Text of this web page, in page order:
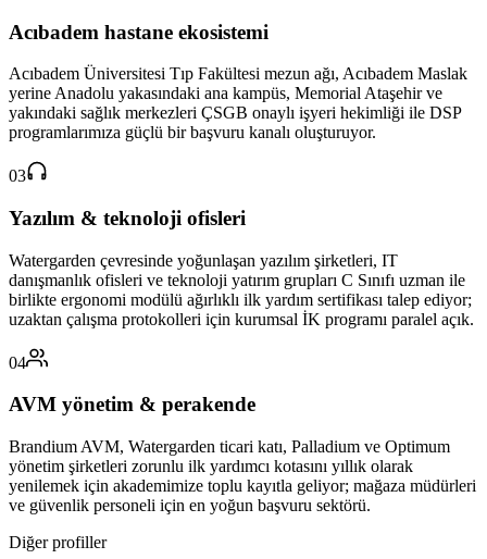
Acıbadem hastane ekosistemi
Acıbadem Üniversitesi Tıp Fakültesi mezun ağı, Acıbadem Maslak
yerine Anadolu yakasındaki ana kampüs, Memorial Ataşehir ve
yakındaki sağlık merkezleri ÇSGB onaylı işyeri hekimliği ile DSP
programlarımıza güçlü bir başvuru kanalı oluşturuyor.
03
Yazılım & teknoloji ofisleri
Watergarden çevresinde yoğunlaşan yazılım şirketleri, IT
danışmanlık ofisleri ve teknoloji yatırım grupları C Sınıfı uzman ile
birlikte ergonomi modülü ağırlıklı ilk yardım sertifikası talep ediyor;
uzaktan çalışma protokolleri için kurumsal İK programı paralel açık.
04
AVM yönetim & perakende
Brandium AVM, Watergarden ticari katı, Palladium ve Optimum
yönetim şirketleri zorunlu ilk yardımcı kotasını yıllık olarak
yenilemek için akademimize toplu kayıtla geliyor; mağaza müdürleri
ve güvenlik personeli için en yoğun başvuru sektörü.
Diğer profiller